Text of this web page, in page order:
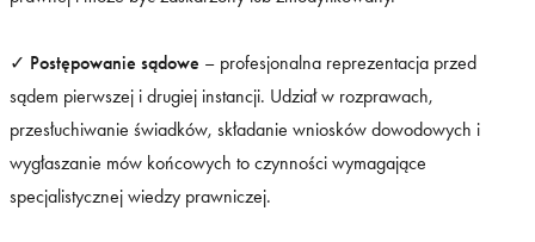
✓ Postępowanie sądowe – profesjonalna reprezentacja przed
sądem pierwszej i drugiej instancji. Udział w rozprawach,
przesłuchiwanie świadków, składanie wniosków dowodowych i
wygłaszanie mów końcowych to czynności wymagające
specjalistycznej wiedzy prawniczej.